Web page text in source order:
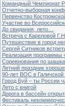
Командный Чемпионат
Отчетно-выборная
Первенство
Участие во
До свидания, лето…
Встреча с Кареловой Г.Н.
Путешествие в город
Сергей Ситников
Реализация программы
Соревнования по
Летний праздник
90-лет ВОС в
Город Буй – ты России
Лето с книгой
Дорога в бассейн
Фестиваль